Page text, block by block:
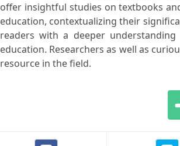
offer insightful studies on textbooks
education, contextualizing their
readers with a deeper
education. Researchers as well as
resource in the field.